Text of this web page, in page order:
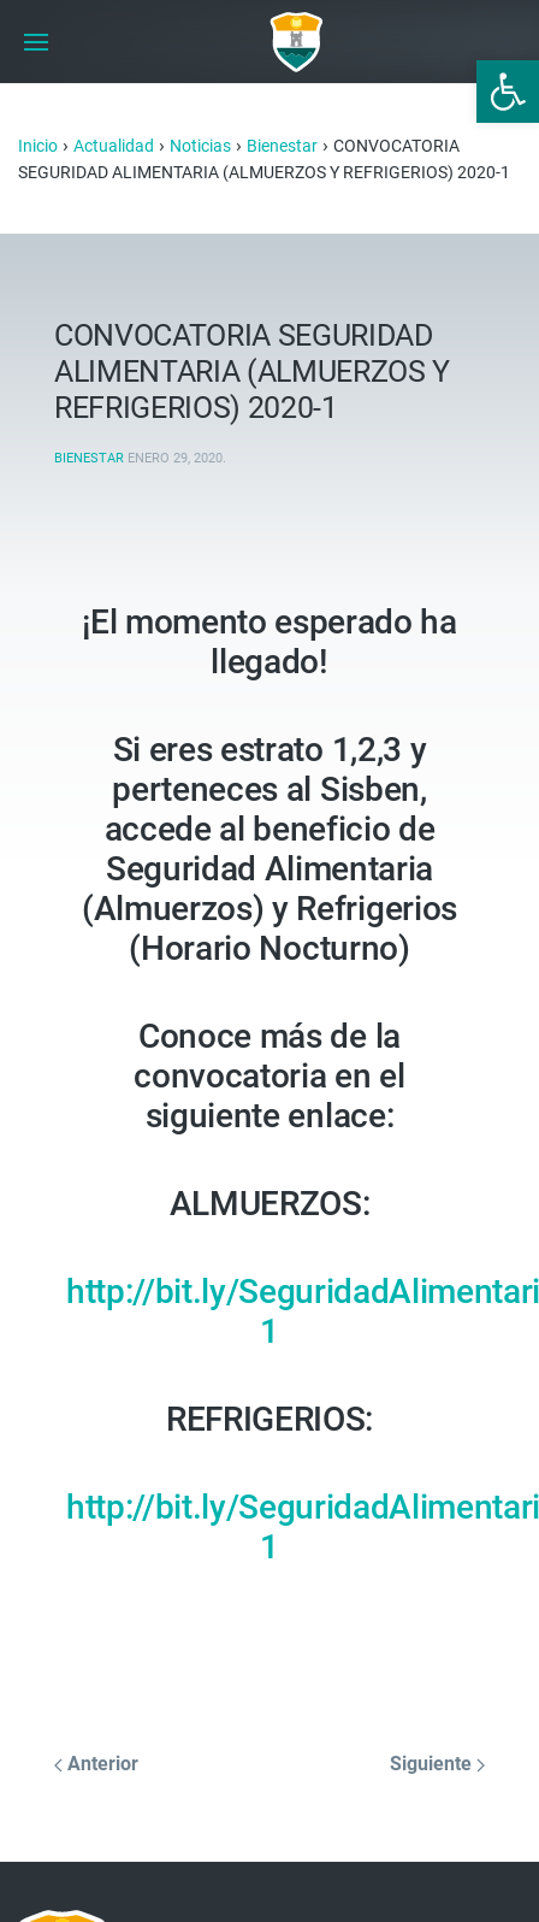
Abrir
Inicio › Actualidad › Noticias › Bienestar › CONVOCATORIA
SEGURIDAD ALIMENTARIA (ALMUERZOS Y REFRIGERIOS) 2020-1
CONVOCATORIA SEGURIDAD
ALIMENTARIA (ALMUERZOS Y
REFRIGERIOS) 2020-1
BIENESTAR ENERO 29, 2020.
¡El momento esperado ha
llegado!
Si eres estrato 1,2,3 y
perteneces al Sisben,
accede al beneficio de
Seguridad Alimentaria
(Almuerzos) y Refrigerios
(Horario Nocturno)
Conoce más de la
convocatoria en el
siguiente enlace:
ALMUERZOS:
http://bit.ly/
1
REFRIGERIOS:
http://bit.ly/
1
Anterior Siguiente